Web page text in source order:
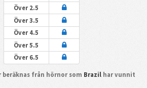
Över 2.5
Över 3.5
Över 4.5
Över 5.5
Över 6.5
beräknas från hörnor som Brazil har vunnit